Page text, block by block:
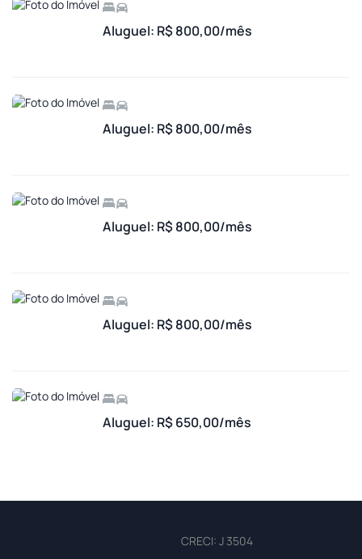
Aluguel: R$ 800,00/mês
Aluguel: R$ 800,00/mês
Aluguel: R$ 800,00/mês
Aluguel: R$ 800,00/mês
Aluguel: R$ 650,00/mês
CRECI: J 3504